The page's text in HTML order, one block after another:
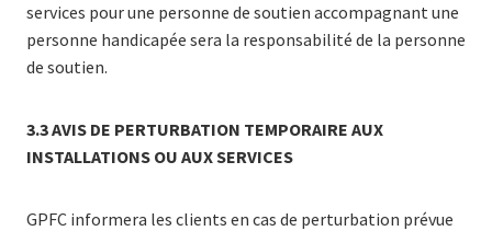
services pour une personne de soutien accompagnant une
personne handicapée sera la responsabilité de la personne
de soutien.
3.3AVIS DE PERTURBATION TEMPORAIRE AUX
INSTALLATIONS OU AUX SERVICES
GPFC informera les clients en cas de perturbation prévue